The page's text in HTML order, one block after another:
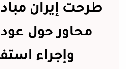
طرحت إيران
محاور حول
وإجراء